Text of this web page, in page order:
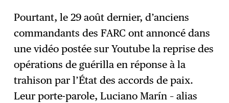
Pourtant, le 29 août dernier, d’anciens
commandants des FARC ont annoncé dans
une vidéo postée sur Youtube la reprise des
opérations de guérilla en réponse à la
trahison par l’État des accords de paix.
Leur porte-parole, Luciano Marín – alias